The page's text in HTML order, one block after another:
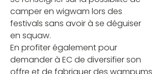
camper en wigwam lors des
festivals sans avoir à se déguiser
en squaw.
En profiter également pour
demander à EC de diversifier son